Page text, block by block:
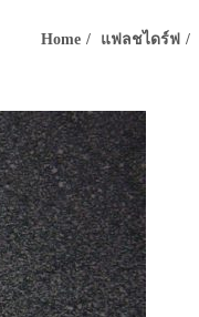
Home แฟลชไดร์ฟ